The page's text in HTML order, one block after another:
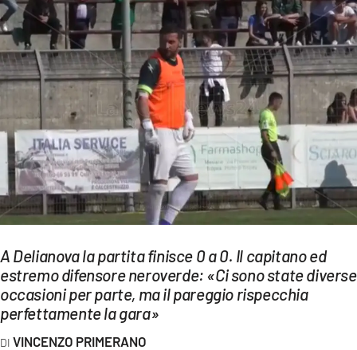
CULTURA
ECONOMIA E LAVORO
EVENTI
SPORT
Streaming
LAC TV
LAC ONAIR
LaC
A Delianova la partita finisce 0 a 0. Il capitano ed
estremo difensore neroverde: «Ci sono state diverse
occasioni per parte, ma il pareggio rispecchia
perfettamente la gara»
VINCENZO PRIMERANO